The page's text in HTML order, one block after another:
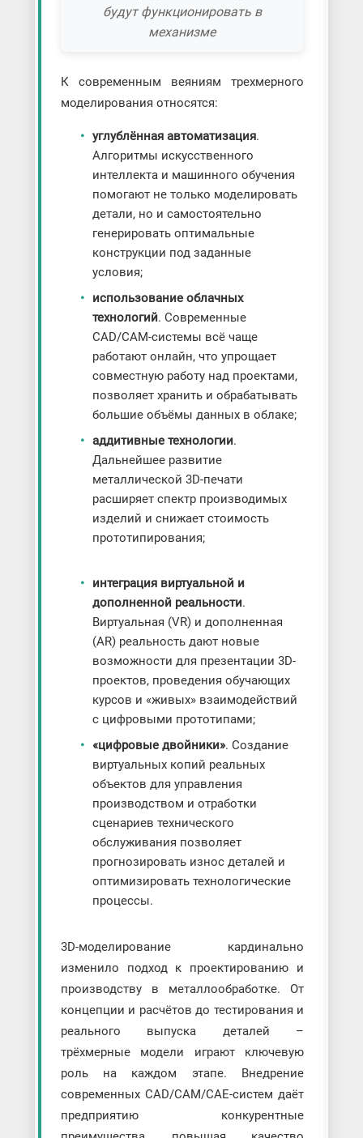
будут функционировать в
механизме
К современным веяниям трехмерного
моделирования относятся:
углублённая автоматизация.
Алгоритмы искусственного
интеллекта и машинного обучения
помогают не только моделировать
детали, но и самостоятельно
генерировать оптимальные
конструкции под заданные
условия;
использование облачных
технологий. Современные
CAD/CAM-системы всё чаще
работают онлайн, что упрощает
совместную работу над проектами,
позволяет хранить и обрабатывать
большие объёмы данных в облаке;
аддитивные технологии.
Дальнейшее развитие
металлической 3D-печати
расширяет спектр производимых
изделий и снижает стоимость
прототипирования;
интеграция виртуальной и
дополненной реальности.
Виртуальная (VR) и дополненная
(AR) реальность дают новые
возможности для презентации 3D-
проектов, проведения обучающих
курсов и «живых» взаимодействий
с цифровыми прототипами;
«цифровые двойники». Создание
виртуальных копий реальных
объектов для управления
производством и отработки
сценариев технического
обслуживания позволяет
прогнозировать износ деталей и
оптимизировать технологические
процессы.
3D-моделирование кардинально
изменило подход к проектированию и
производству в металлообработке. От
концепции и расчётов до тестирования и
реального выпуска деталей –
трёхмерные модели играют ключевую
роль на каждом этапе. Внедрение
современных CAD/CAM/CAE-систем даёт
предприятию конкурентные